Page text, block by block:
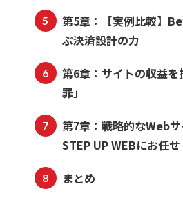
第5章：【実例比較】
ぶ決済設計の力
第6章：サイトの収益
罪」
第7章：戦略的なWeb
STEP UP WEBにお任せ
まとめ